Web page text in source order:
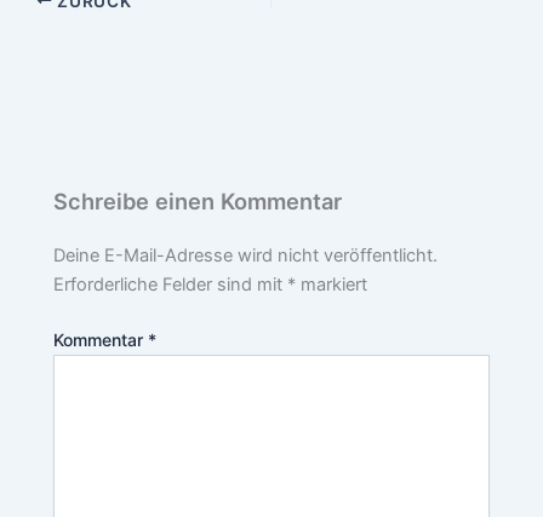
Schreibe einen Kommentar
Deine E-Mail-Adresse wird nicht veröffentlicht.
Erforderliche Felder sind mit * markiert
Kommentar *